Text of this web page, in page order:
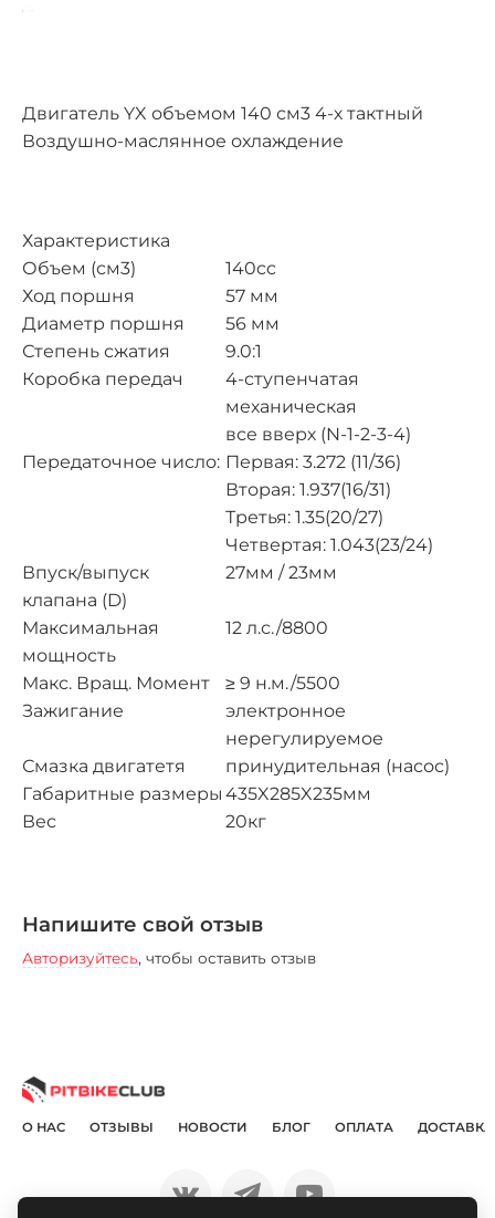
Двигатель YX объемом 140 см3 4-х тактный
Воздушно-маслянное охлаждение
Характеристика
Объем (см3)
140cc
Ход поршня
57 мм
Диаметр поршня
56 мм
Степень сжатия
9.0:1
Коробка передач
4-ступенчатая
механическая
все вверх (N-1-2-3-4)
Передаточное число: Первая: 3.272 (11/36)
Вторая: 1.937(16/31)
Третья: 1.35(20/27)
Четвертая: 1.043(23/24)
Впуск/выпуск
клапана (D)
27мм / 23мм
Максимальная
мощность
12 л.с./8800
Макс. Вращ. Момент
≥ 9 н.м./5500
Зажигание
электронное
нерегулируемое
Смазка двигатетя
принудительная (насос)
Габаритные размеры 435X285X235мм
Вес
20кг
Напишите свой отзыв
Авторизуйтесь, чтобы оставить отзыв
О НАС ОТЗЫВЫ НОВОСТИ БЛОГ ОПЛАТА ДОСТАВКА